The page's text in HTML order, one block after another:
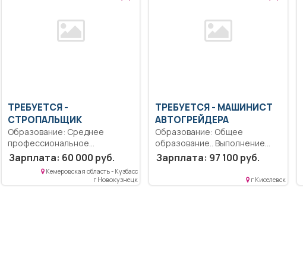
ТРЕБУЕТСЯ -
СТРОПАЛЬЩИК
Образование: Среднее
профессиональное
Квалификация:
Ответственность.
Должностные обязанности
уточняются непосредственно
Зарплата: 60 000 руб.
Кемеровская область - Кузбасс
г Новокузнецк
ТРЕБУЕТСЯ - МАШИНИСТ
АВТОГРЕЙДЕРА
Образование: Общее
образование.. Выполнение
механизированных работ с
применением автогрейдера...
Зарплата: 97 100 руб.
г Киселевск